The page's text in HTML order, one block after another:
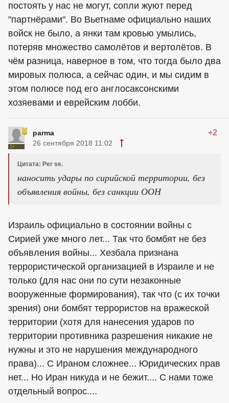
постоять у нас не могут, сопли жуют перед
"партнёрами". Во Вьетнаме официально наших
войск не было, а янки там кровью умылись,
потеряв множество самолётов и вертолётов. В
чём разница, наверное в том, что тогда было два
мировых полюса, а сейчас один, и мы сидим в
этом полюсе под его англосаксонскими
хозяевами и еврейским лобби.
parma +2
26 сентября 2018 11:02
Цитата: Per se.
наносить удары по сирийской территории, без
объявления войны, без санкции ООН
Израиль официально в состоянии войны с
Сирией уже много лет... Так что бомбят не без
объявления войны... Хезбала признана
террористической организацией в Израиле и не
только (для нас они по сути незаконные
вооруженные формирования), так что (с их точки
зрения) они бомбят террористов на вражеской
территории (хотя для нанесения ударов по
территории противника разрешения никакие не
нужны и это не нарушения международного
права)... С Ираном сложнее... Юридических прав
нет... Но Иран никуда и не бежит.... С нами тоже
отдельный вопрос....